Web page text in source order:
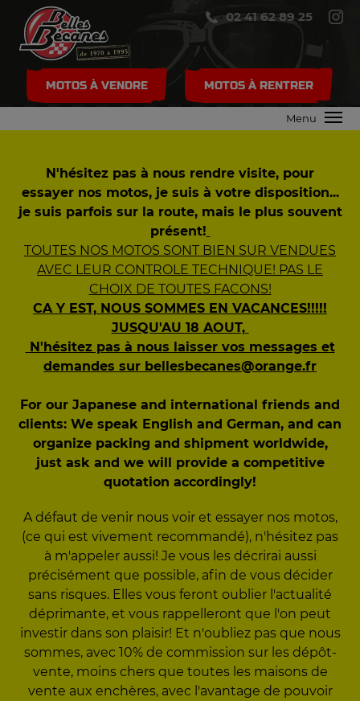
02 41 62 89 25
MOTOS À VENDRE MOTOS À RENTRER
Menu
N'hésitez pas à nous rendre visite, pour
essayer nos motos, je suis à votre disposition...
je suis parfois sur la route, mais le plus souvent
présent!
TOUTES NOS MOTOS SONT BIEN SUR VENDUES
AVEC LEUR CONTROLE TECHNIQUE! PAS LE
CHOIX DE TOUTES FACONS!
CA Y EST, NOUS SOMMES EN VACANCES!!!!!
JUSQU'AU 18 AOUT,
N'hésitez pas à nous laisser vos messages et
demandes sur bellesbecanes@orange.fr
For our Japanese and international friends and
clients: We speak English and German, and can
organize packing and shipment worldwide,
just ask and we will provide a competitive
quotation accordingly!
A défaut de venir nous voir et essayer nos motos,
(ce qui est vivement recommandé), n'hésitez pas
à m'appeler aussi! Je vous les décrirai aussi
précisément que possible, afin de vous décider
sans risques. Elles vous feront oublier l'actualité
déprimante, et vous rappelleront que l'on peut
investir dans son plaisir! Et n'oubliez pas que nous
sommes, avec 10% de commission sur les dépôt-
vente, moins chers que toutes les maisons de
vente aux enchères, avec l'avantage de pouvoir